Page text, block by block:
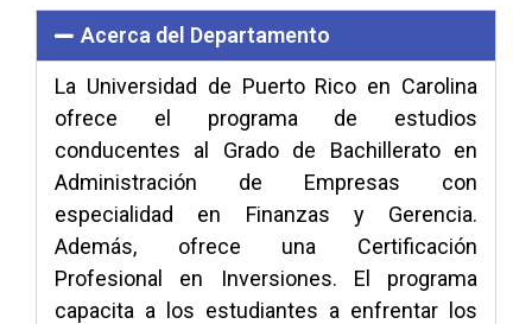
Acerca del Departamento
La Universidad de Puerto Rico en Carolina
ofrece el programa de estudios
conducentes al Grado de Bachillerato en
Administración de Empresas con
especialidad en Finanzas y Gerencia.
Además, ofrece una Certificación
Profesional en Inversiones. El programa
capacita a los estudiantes a enfrentar los